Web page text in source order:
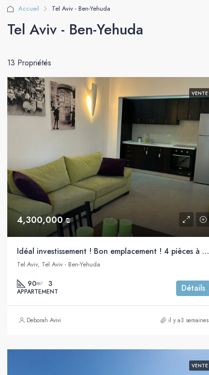
Accueil Tel Aviv - Ben-Yehuda
Tel Aviv - Ben-Yehuda
13 Propriétés
VENTE
4,300,000 ₪
Idéal investissement ! Bon emplacement ! 4 pièces à vendre, proche de la mer, Ben Yehuda, Tel Aviv
Tel Aviv, Tel Aviv - Ben-Yehuda
90m² 3
APPARTEMENT Détails
Deborah Avivi il y a3 semaines
VENTE